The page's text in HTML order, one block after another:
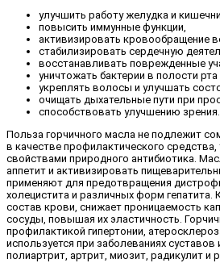
улучшить работу желудка и
повысить иммунные функции,
активизировать кровообращение
стабилизировать сердечную
восстанавливать поврежденные
уничтожать бактерии в полости
укреплять волосы и улучшать
очищать дыхательные пути при
способствовать улучшению зрения.
Польза горчичного масла не подлежит
в качестве профилактического средства,
свойствами природного антибиотика.
аппетит и активизировать
применяют для предотвращения
холецистита и различных форм гепатита.
состав крови, снижает проницаемость
сосуды, повышая их эластичность.
профилактикой гипертонии,
используется при заболеваниях
полиартрит, артрит, миозит, радикулит и